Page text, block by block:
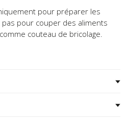
pour préparer les
pas pour couper des aliments
couteau de bricolage.